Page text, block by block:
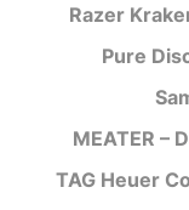
Razer
Pure
MEATER –
TAG Heuer